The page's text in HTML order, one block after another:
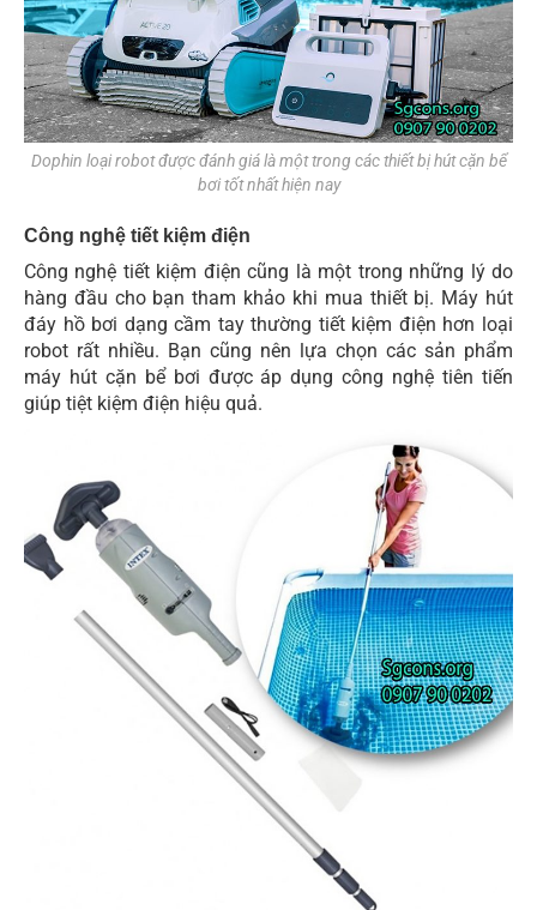
Dophin loại robot được đánh giá là một trong các thiết bị hút cặn bể
bơi tốt nhất hiện nay
Công nghệ tiết kiệm điện
Công nghệ tiết kiệm điện cũng là một trong những lý do
hàng đầu cho bạn tham khảo khi mua thiết bị. Máy hút
đáy hồ bơi dạng cầm tay thường tiết kiệm điện hơn loại
robot rất nhiều. Bạn cũng nên lựa chọn các sản phẩm
máy hút cặn bể bơi được áp dụng công nghệ tiên tiến
giúp tiệt kiệm điện hiệu quả.